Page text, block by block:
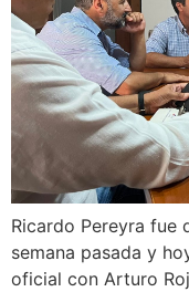
Ricardo Pereyra fue
semana pasada y
oficial con Arturo